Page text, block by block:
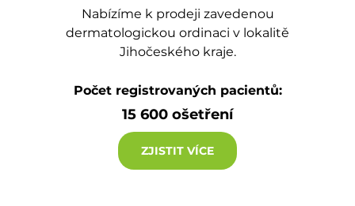
Nabízíme k prodeji zavedenou
dermatologickou ordinaci v lokalitě
Jihočeského kraje.
Počet registrovaných pacientů:
15 600 ošetření
ZJISTIT VÍCE